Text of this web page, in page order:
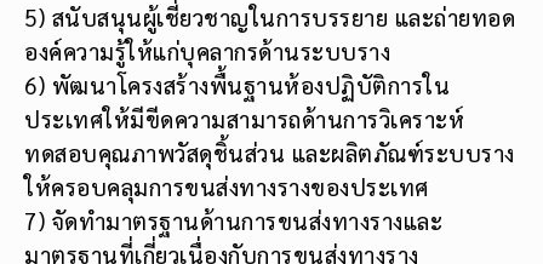
5) สนับสนุนผู้เชี่ยวชาญในการบรรยาย และถ่ายทอด
องค์ความรู้ให้แก่บุคลากรด้านระบบราง
6) พัฒนาโครงสร้างพื้นฐานห้องปฏิบัติการใน
ประเทศให้มีขีดความสามารถด้านการวิเคราะห์
ทดสอบคุณภาพวัสดุชิ้นส่วน และผลิตภัณฑ์ระบบราง
ให้ครอบคลุมการขนส่งทางรางของประเทศ
7) จัดทำมาตรฐานด้านการขนส่งทางรางและ
มาตรฐานที่เกี่ยวเนื่องกับการขนส่งทางราง